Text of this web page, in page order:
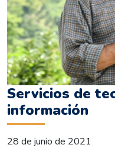
Servicios de
información
28 de junio de 2021